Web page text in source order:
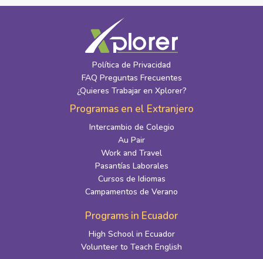
Política de Privacidad
FAQ Preguntas Frecuentes
¿Quieres Trabajar en Xplorer?
Programas en el Extranjero
Intercambio de Colegio
Au Pair
Work and Travel
Pasantías Laborales
Cursos de Idiomas
Campamentos de Verano
Programs in Ecuador
High School in Ecuador
Volunteer to Teach English